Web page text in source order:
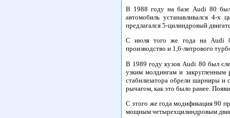
В 1988 году на базе Audi 80
автомобиль устанавливался 4-
предлагался 5-цилиндровый
С июля того же года на Audi 80
производство и 1,6-литрового
В 1989 году кузов Audi 80 был
узким молдингам и
стабилизатора обрели шарниры и
рычагом, как это было ранее.
С этого же года модификация 90
мощным четырехцилиндровым